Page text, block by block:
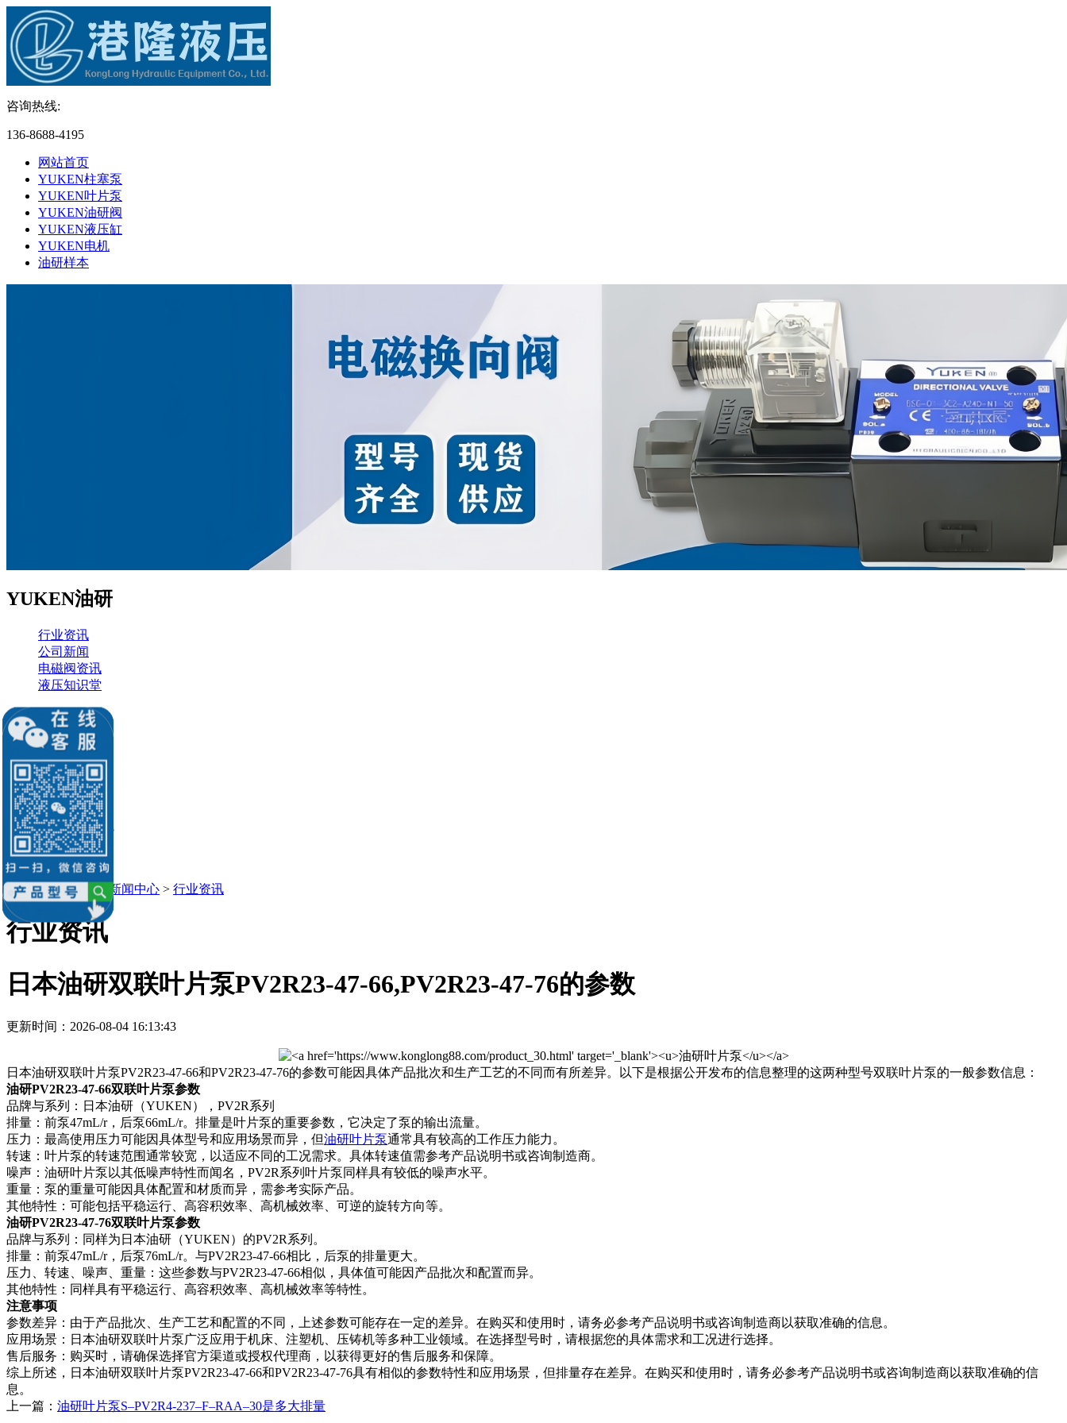
咨询热线:
136-8688-4195
网站首页
YUKEN柱塞泵
YUKEN叶片泵
YUKEN油研阀
YUKEN液压缸
YUKEN电机
油研样本
YUKEN油研
行业资讯
公司新闻
电磁阀资讯
液压知识堂
油研柱塞泵
油研叶片泵
油研液压缸
油研电机
油研电磁阀
销售：李经理
微信：13686884195
Q Q：539184136
539184136@qq.com
当前位置：主页> 新闻中心 > 行业资讯
行业资讯
日本油研双联叶片泵PV2R23-47-66,PV2R23-47-76的参数
更新时间：2026-08-04 16:13:43
日本油研双联叶片泵PV2R23-47-66和PV2R23-47-76的参数可能因具体产品批次和生产工艺的不同而有所差异。以下是根据公开发布的信息整理的这两种型号双联叶片泵的一般参数信息：
油研PV2R23-47-66双联叶片泵参数
品牌与系列：日本油研（YUKEN），PV2R系列
排量：前泵47mL/r，后泵66mL/r。排量是叶片泵的重要参数，它决定了泵的输出流量。
压力：最高使用压力可能因具体型号和应用场景而异，但油研叶片泵通常具有较高的工作压力能力。
转速：叶片泵的转速范围通常较宽，以适应不同的工况需求。具体转速值需参考产品说明书或咨询制造商。
噪声：油研叶片泵以其低噪声特性而闻名，PV2R系列叶片泵同样具有较低的噪声水平。
重量：泵的重量可能因具体配置和材质而异，需参考实际产品。
其他特性：可能包括平稳运行、高容积效率、高机械效率、可逆的旋转方向等。
油研PV2R23-47-76双联叶片泵参数
品牌与系列：同样为日本油研（YUKEN）的PV2R系列。
排量：前泵47mL/r，后泵76mL/r。与PV2R23-47-66相比，后泵的排量更大。
压力、转速、噪声、重量：这些参数与PV2R23-47-66相似，具体值可能因产品批次和配置而异。
其他特性：同样具有平稳运行、高容积效率、高机械效率等特性。
注意事项
参数差异：由于产品批次、生产工艺和配置的不同，上述参数可能存在一定的差异。在购买和使用时，请务必参考产品说明书或咨询制造商以获取准确的信息。
应用场景：日本油研双联叶片泵广泛应用于机床、注塑机、压铸机等多种工业领域。在选择型号时，请根据您的具体需求和工况进行选择。
售后服务：购买时，请确保选择官方渠道或授权代理商，以获得更好的售后服务和保障。
综上所述，日本油研双联叶片泵PV2R23-47-66和PV2R23-47-76具有相似的参数特性和应用场景，但排量存在差异。在购买和使用时，请务必参考产品说明书或咨询制造商以获取准确的信
息。
上一篇： 油研叶片泵S–PV2R4-237–F–RAA–30是多大排量